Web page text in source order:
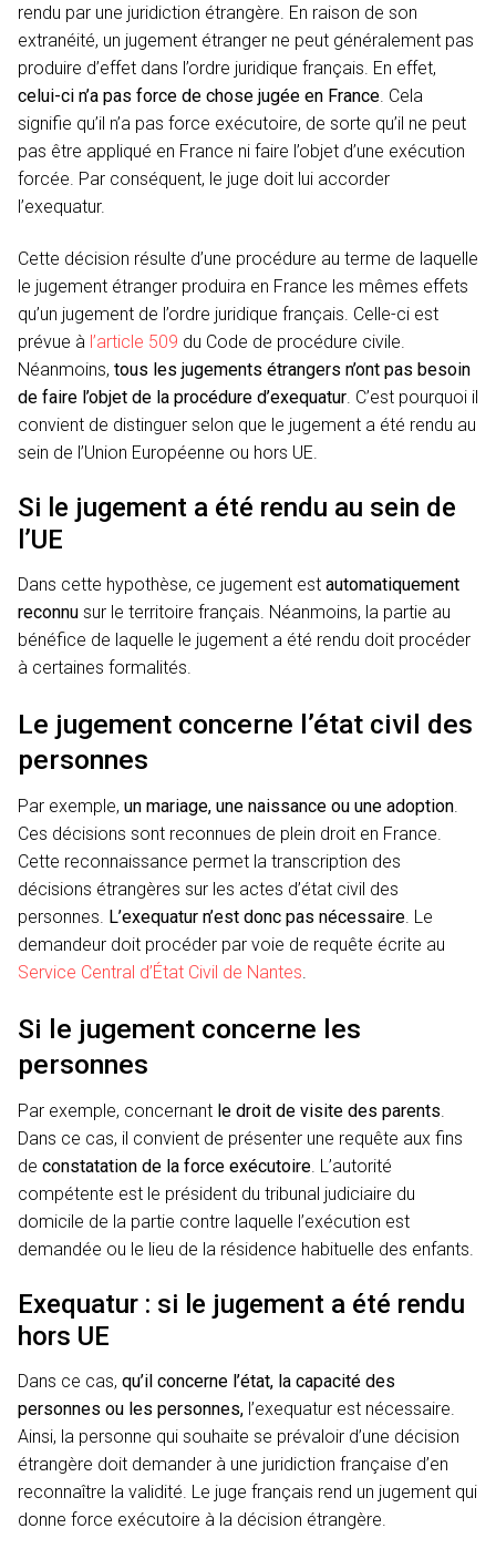
rendu par une juridiction étrangère. En raison de son
extranéité, un jugement étranger ne peut généralement pas
produire d’effet dans l’ordre juridique français. En effet,
celui-ci n’a pas force de chose jugée en France . Cela
signifie qu’il n’a pas force exécutoire, de sorte qu’il ne peut
pas être appliqué en France ni faire l’objet d’une exécution
forcée. Par conséquent, le juge doit lui accorder
l’exequatur.
Cette décision résulte d’une procédure au terme de laquelle
le jugement étranger produira en France les mêmes effets
qu’un jugement de l’ordre juridique français. Celle-ci est
prévue à l’article 509 du Code de procédure civile.
Néanmoins, tous les jugements étrangers n’ont pas besoin
de faire l’objet de la procédure d’exequatur. C’est pourquoi il
convient de distinguer selon que le jugement a été rendu au
sein de l’Union Européenne ou hors UE.
Si le jugement a été rendu au sein de
l’UE
Dans cette hypothèse, ce jugement est automatiquement
reconnu sur le territoire français. Néanmoins, la partie au
bénéfice de laquelle le jugement a été rendu doit procéder
à certaines formalités.
Le jugement concerne l’état civil des
personnes
Par exemple, un mariage, une naissance ou une adoption.
Ces décisions sont reconnues de plein droit en France.
Cette reconnaissance permet la transcription des
décisions étrangères sur les actes d’état civil des
personnes. L’exequatur n’est donc pas nécessaire. Le
demandeur doit procéder par voie de requête écrite au
Service Central d’État Civil de Nantes.
Si le jugement concerne les
personnes
Par exemple, concernant le droit de visite des parents.
Dans ce cas, il convient de présenter une requête aux fins
de constatation de la force exécutoire. L’autorité
compétente est le président du tribunal judiciaire du
domicile de la partie contre laquelle l’exécution est
demandée ou le lieu de la résidence habituelle des enfants.
Exequatur : si le jugement a été rendu
hors UE
Dans ce cas, qu’il concerne l’état, la capacité des
personnes ou les personnes, l’exequatur est nécessaire.
Ainsi, la personne qui souhaite se prévaloir d’une décision
étrangère doit demander à une juridiction française d’en
reconnaître la validité. Le juge français rend un jugement qui
donne force exécutoire à la décision étrangère.